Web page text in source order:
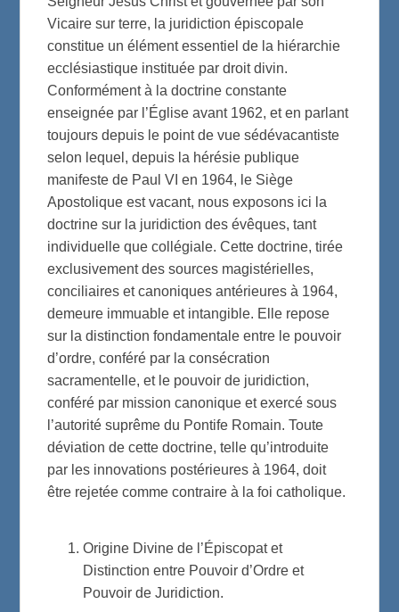
Vicaire sur terre, la juridiction épiscopale
constitue un élément essentiel de la hiérarchie
ecclésiastique instituée par droit divin.
Conformément à la doctrine constante
enseignée par l’Église avant 1962, et en parlant
toujours depuis le point de vue sédévacantiste
selon lequel, depuis la hérésie publique
manifeste de Paul VI en 1964, le Siège
Apostolique est vacant, nous exposons ici la
doctrine sur la juridiction des évêques, tant
individuelle que collégiale. Cette doctrine, tirée
exclusivement des sources magistérielles,
conciliaires et canoniques antérieures à 1964,
demeure immuable et intangible. Elle repose
sur la distinction fondamentale entre le pouvoir
d’ordre, conféré par la consécration
sacramentelle, et le pouvoir de juridiction,
conféré par mission canonique et exercé sous
l’autorité suprême du Pontife Romain. Toute
déviation de cette doctrine, telle qu’introduite
par les innovations postérieures à 1964, doit
être rejetée comme contraire à la foi catholique.
Origine Divine de l’Épiscopat et
Distinction entre Pouvoir d’Ordre et
Pouvoir de Juridiction.